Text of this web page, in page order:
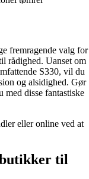
fremragende valg for
rådighed. Uanset om
S330, vil du
og alsidighed. Gør
disse fantastiske
eller online ved at
butikker til